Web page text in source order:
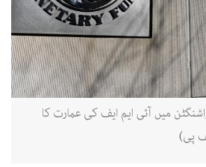
2022 کو واشنگٹن میں آئی ایم ایف کی عمارت کا
پی)